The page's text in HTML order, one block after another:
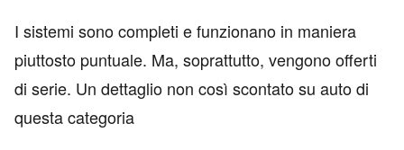
I sistemi sono completi e funzionano in maniera
piuttosto puntuale. Ma, soprattutto, vengono offerti
di serie. Un dettaglio non così scontato su auto di
questa categoria